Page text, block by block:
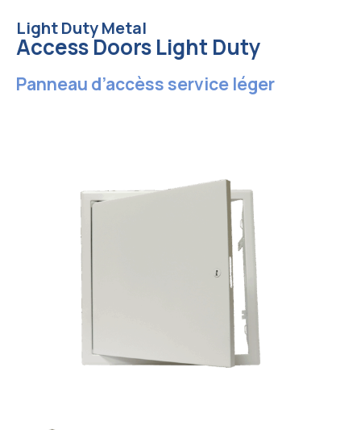
Light Duty Metal
Access Doors Light Duty
Panneau d’accèss service léger